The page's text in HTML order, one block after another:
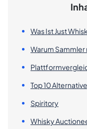
Was Ist Just
Warum Sammler
Top 10
Spiritory
Whisky